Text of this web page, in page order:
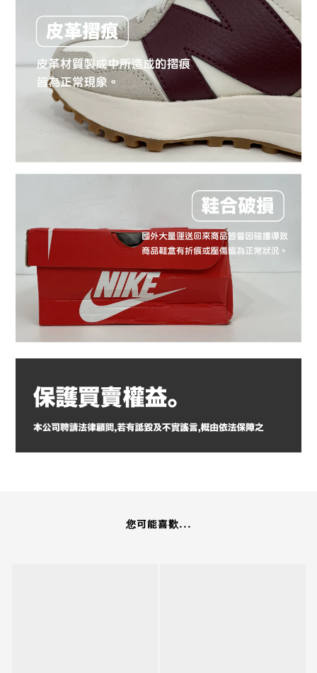
您可能喜歡...